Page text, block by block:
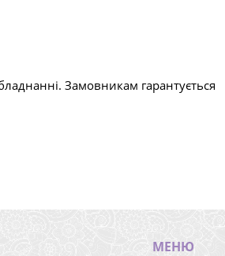
Замовникам гарантується
МЕНЮ